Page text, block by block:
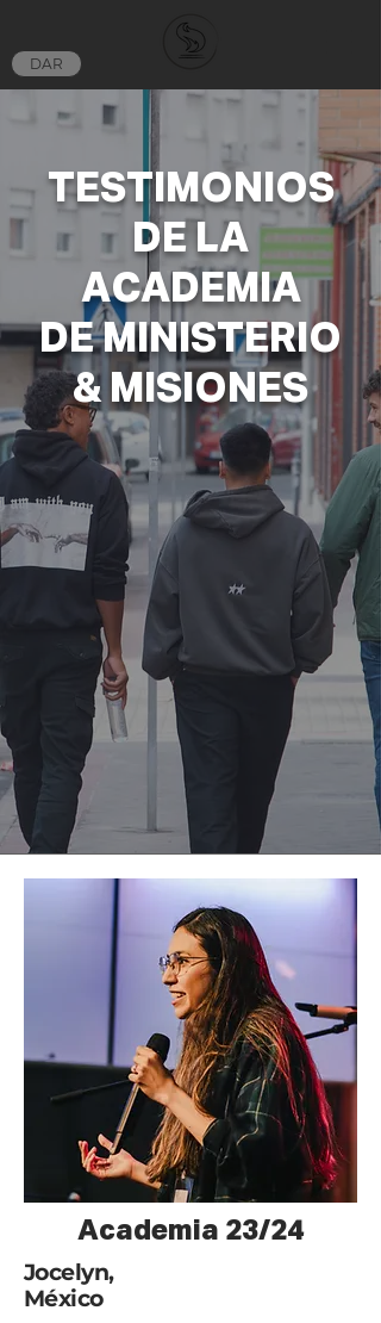
DAR
TESTIMONIOS
DE LA
ACADEMIA
DE MINISTERIO
& MISIONES
Academia 23/24
Jocelyn,
México​​